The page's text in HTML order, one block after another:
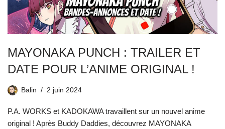
MAYONAKA PUNCH : TRAILER ET
DATE POUR L’ANIME ORIGINAL !
Balin 2 juin 2024
P.A. WORKS et KADOKAWA travaillent sur un nouvel anime
original ! Après Buddy Daddies, découvrez MAYONAKA